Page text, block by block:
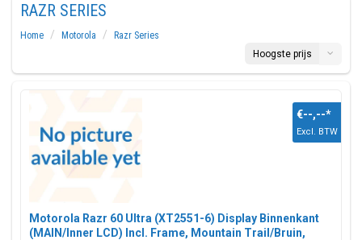
RAZR SERIES
Home Motorola
Razr Series
Hoogste prijs
Motorola Razr 60 Ultra (XT2551-6) Display Binnenkant
(MAIN/Inner LCD) Incl. Frame, Mountain Trail/Bruin,
€--,--*
Excl. BTW